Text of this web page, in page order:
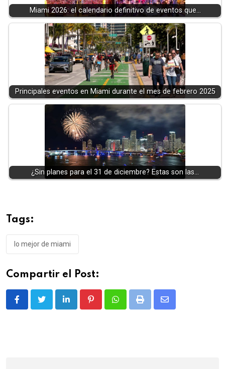
Miami 2026: el calendario definitivo de eventos que…
Principales eventos en Miami durante el mes de febrero 2025
¿Sin planes para el 31 de diciembre? Estas son las…
Tags:
lo mejor de miami
Compartir el Post:
LinkedIn PinterestWhatsappPrint
Share